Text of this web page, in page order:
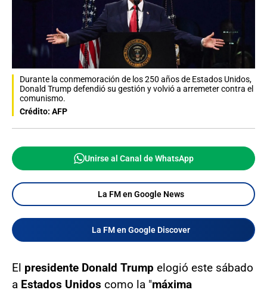
Durante la conmemoración de los 250 años de Estados Unidos,
Donald Trump defendió su gestión y volvió a arremeter contra el
comunismo.
Crédito: AFP
Unirse al Canal de WhatsApp
La FM en Google News
La FM en Google Discover
El presidente Donald Trump elogió este sábado
a Estados Unidos como la "máxima